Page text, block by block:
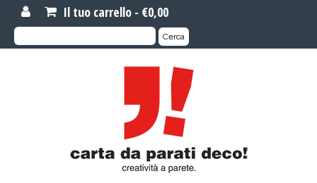
Il tuo carrello - €0,00
Cerca: Cerca